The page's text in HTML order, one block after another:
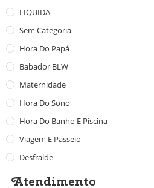
LIQUIDA
Sem Categoria
Hora Do Papá
Babador BLW
Maternidade
Hora Do Sono
Hora Do Banho E Piscina
Viagem E Passeio
Desfralde
Atendimento